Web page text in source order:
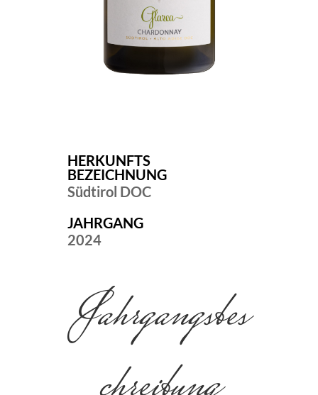
HERKUNFTS
BEZEICHNUNG
Südtirol DOC
JAHRGANG
2024
Jahrgangsbes